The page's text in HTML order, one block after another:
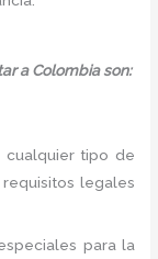
a Colombia son:
tipo de
legales
para la